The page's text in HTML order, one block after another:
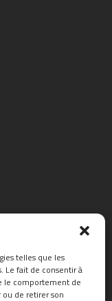
telles que les
Le fait de consentir à
le comportement de
ou de retirer son